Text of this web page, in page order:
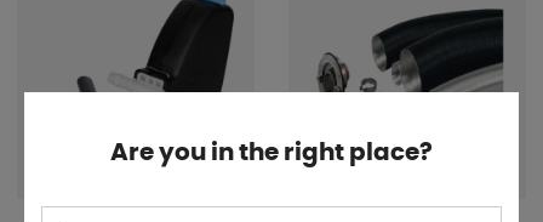
Are you in the right place?